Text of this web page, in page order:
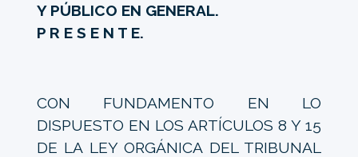
Y PÚBLICO EN GENERAL.
P R E S E N T E.
CON FUNDAMENTO EN LO
DISPUESTO EN LOS ARTÍCULOS 8 Y 15
DE LA LEY ORGÁNICA DEL TRIBUNAL